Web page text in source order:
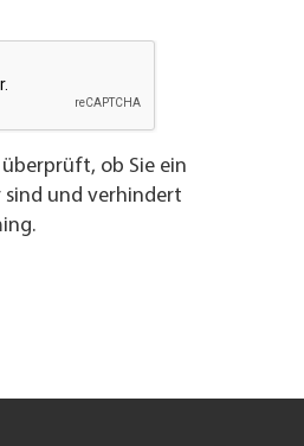
ob Sie ein
sind und verhindert